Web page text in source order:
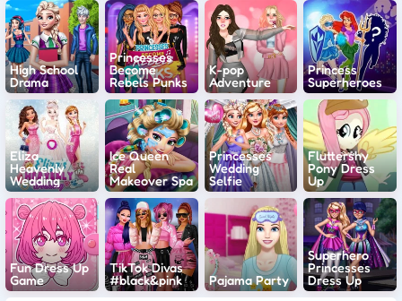
High School
Drama
Princesses
Become
Rebels Punks
K-pop
Adventure
Princess
Superheroes
Eliza
Heavenly
Wedding
Ice Queen
Real
Makeover Spa
Princesses
Wedding
Selfie
Fluttershy
Pony Dress
Up
Fun Dress Up
Game
TikTok Divas
#black&pink
Pajama Party
Superhero
Princesses
Dress Up